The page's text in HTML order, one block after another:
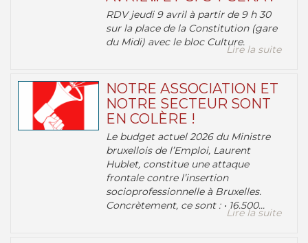
RDV jeudi 9 avril à partir de 9 h 30
sur la place de la Constitution (gare
du Midi) avec le bloc Culture.
Lire la suite
NOTRE ASSOCIATION ET
NOTRE SECTEUR SONT
EN COLÈRE !
Le budget actuel 2026 du Ministre
bruxellois de l’Emploi, Laurent
Hublet, constitue une attaque
frontale contre l’insertion
socioprofessionnelle à Bruxelles.
Concrètement, ce sont : • 16.500...
Lire la suite